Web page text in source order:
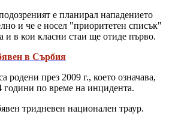
е планирал нападението
и че е носел "приоритетен списък"
и в кои класни стаи ще отиде първо.
в Сърбия
родени през 2009 г., което означава,
години по време на инцидента.
тридневен национален траур.